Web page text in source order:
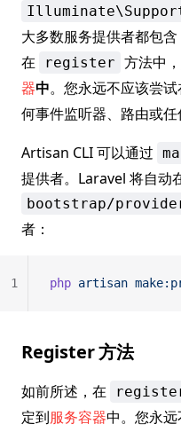
大多数服务提供者都包含
在
register 方法中
器中。您永远不应该尝试
何事件监听器、路由或任
Artisan CLI 可以通过
提供者。Laravel 将自动
bootstrap/
者：
php artisan
1
Register 方法
如前所述，在
定到服务容器中。您永